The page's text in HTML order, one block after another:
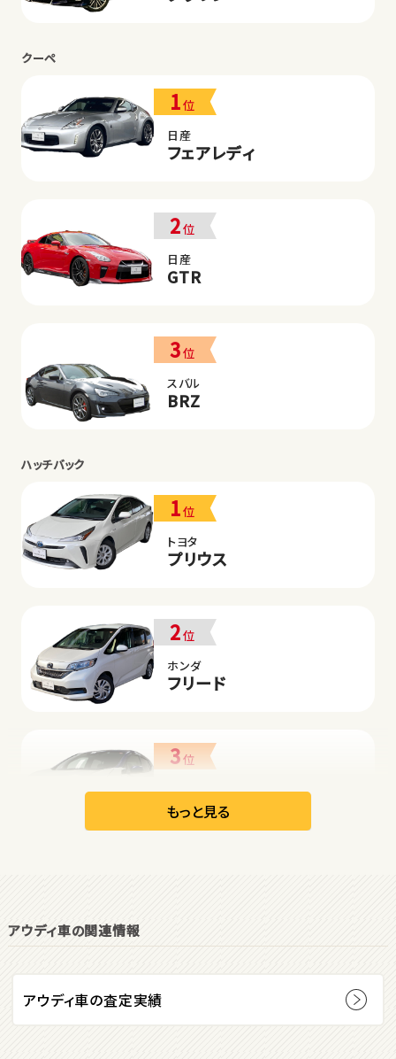
クーペ
1位
日産
フェアレディ
2位
日産
GTR
3位
スバル
BRZ
ハッチバック
1位
トヨタ
プリウス
2位
ホンダ
フリード
3位
日産
リーフ
ダイハツ
もっと見る
アウディ車の関連情報
アウディ車の査定実績